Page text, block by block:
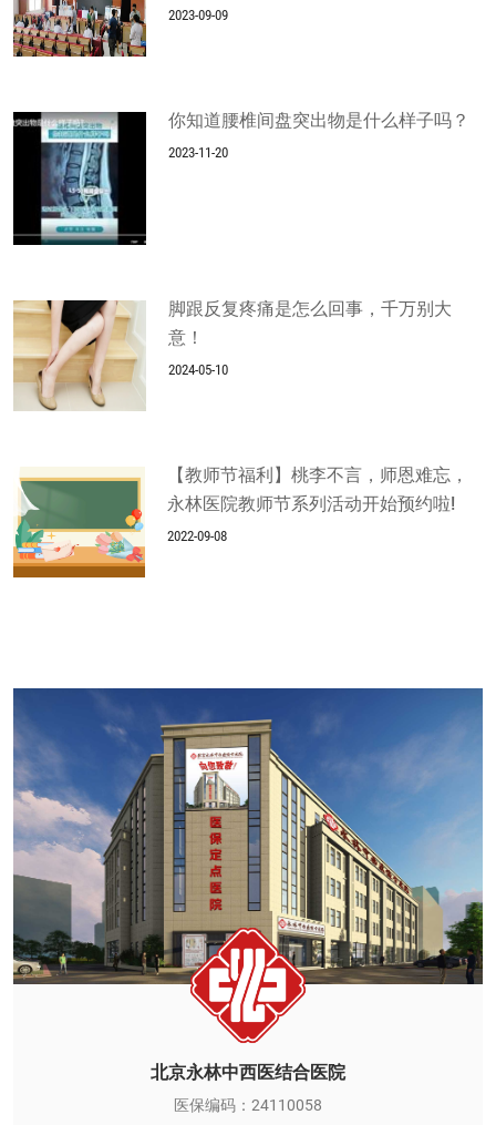
2023-09-09
你知道腰椎间盘突出物是什么样子吗？
2023-11-20
脚跟反复疼痛是怎么回事，千万别大
意！
2024-05-10
【教师节福利】桃李不言，师恩难忘，
永林医院教师节系列活动开始预约啦!
2022-09-08
北京永林中西医结合医院
医保编码：24110058